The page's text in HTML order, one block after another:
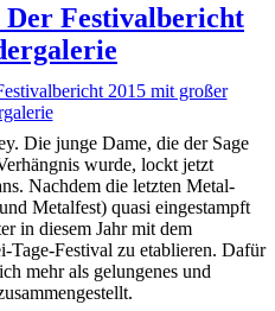
Festivalbericht
Die junge Dame, die der Sage
wurde, lockt jetzt
Nachdem die letzten Metal-
Metalfest) quasi eingestampft
in diesem Jahr mit dem
Tage-Festival zu etablieren. Dafür
mehr als gelungenes und